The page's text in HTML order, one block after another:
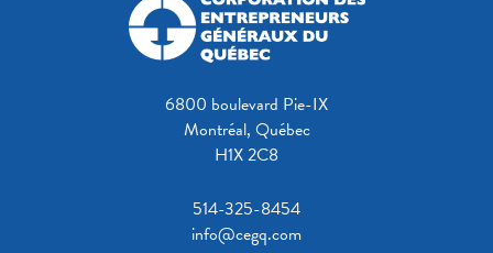
6800 boulevard Pie-IX
Montréal, Québec
H1X 2C8
514-325-8454
info@cegq.com